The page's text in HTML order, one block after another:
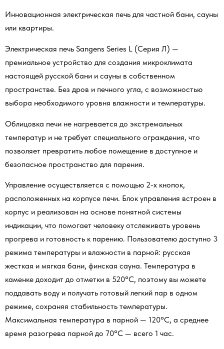
Инновационная электрическая печь для частной бани, сауны
или квартиры.
Электрическая печь Sangens Series L (Серия Л) —
премиальное устройство для создания микроклимата
настоящей русской бани и сауны в собственном
пространстве. Без дров и печного угла, с возможностью
выбора необходимого уровня влажности и температуры.
Облицовка печи не нагревается до экстремальных
температур и не требует специального ограждения, что
позволяет превратить любое помещение в доступное и
безопасное пространство для парения.
Управление осуществляется с помощью 2-х кнопок,
расположенных на корпусе печи. Блок управления встроен в
корпус и реализован на основе понятной системы
индикации, что помогает человеку отслеживать уровень
прогрева и готовность к парению. Пользователю доступно 3
режима температуры и влажности в парной: русская
жесткая и мягкая бани, финская сауна. Температура в
каменке доходит до отметки в 520°C, поэтому вы можете
поддавать воду и получать готовый легкий пар в одном
режиме, сохраняя стабильность температуры.
Максимальная температура в парной — 120°C, а среднее
время разогрева парной до 70°C — всего 1 час.